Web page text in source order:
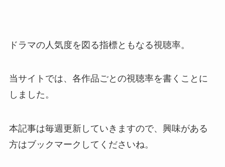
ドラマの人気度を図る指標ともなる視聴率。
当サイトでは、各作品ごとの視聴率を書くことに
しました。
本記事は毎週更新していきますので、興味がある
方はブックマークしてくださいね。